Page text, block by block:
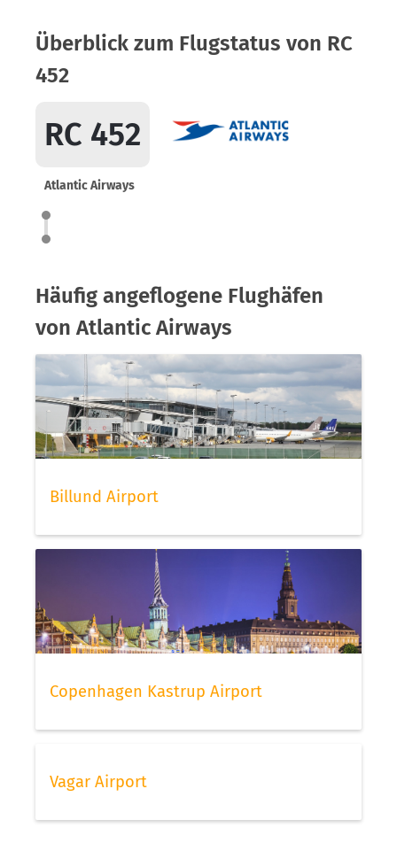
Überblick zum Flugstatus von RC
452
RC 452
Atlantic Airways
Häufig angeflogene Flughäfen
von Atlantic Airways
Billund Airport
Copenhagen Kastrup Airport
Vagar Airport